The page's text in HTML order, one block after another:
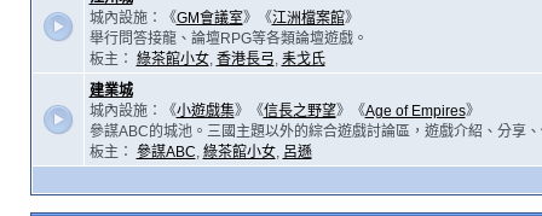
城內設施：《GM會議室》《江洲檔案館》
舉行問答接龍、論壇RPG等各類論壇遊戲。
板主： 綠茶館小女, 香港長弓, 耒戈氏
建業城
城內設施：《小遊戲集》《信長之野望》《Age of Empires》
參謀ABC的城池。三國主題以外的綜合遊戲討論區，遊戲介紹、分享
板主： 參謀ABC, 綠茶館小女, 呂遜